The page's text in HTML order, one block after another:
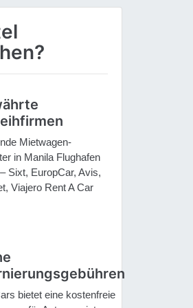
Mietwagen-
in Manila Flughafen
Sixt, EuropCar, Avis,
Viajero Rent A Car
bietet eine kostenfreie